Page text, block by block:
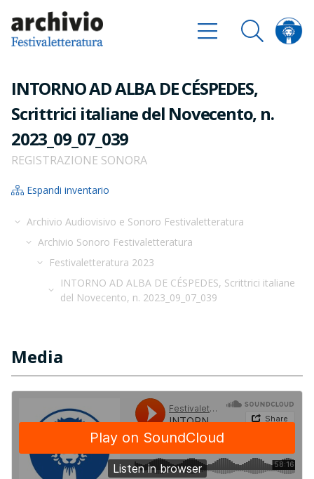
INTORNO AD ALBA DE CÉSPEDES,
Scrittrici italiane del Novecento, n.
2023_09_07_039
REGISTRAZIONE SONORA
Espandi inventario
Archivio Audiovisivo e Sonoro Festivaletteratura
Archivio Sonoro Festivaletteratura
Festivaletteratura 2023
INTORNO AD ALBA DE CÉSPEDES, Scrittrici italiane
del Novecento, n. 2023_09_07_039
Media